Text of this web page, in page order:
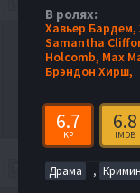
В ролях:
Хавьер Бардем,
Samantha
Holcomb, Max
Брэндон Хирш,
6.7
KP
6.8
IMDB
Драма ,